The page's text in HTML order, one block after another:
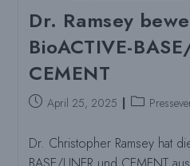
Dr. Ramsey
BioACTIVE-
CEMENT
BeitragApril 25, 2025
Dr. Christopher Ramsey hat